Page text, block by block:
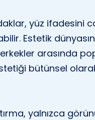
yüz ifadesini
Estetik
arasında
bütünsel
yalnızca